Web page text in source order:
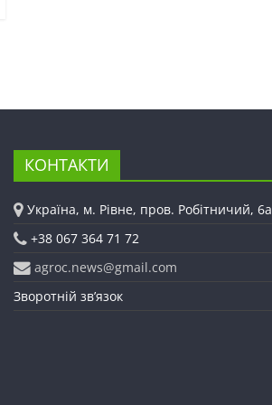
КОНТАКТИ
Україна, м. Рівне, пров. Робітничий, 6а
+38 067 364 71 72
agroc.news@gmail.com
Зворотній зв’язок